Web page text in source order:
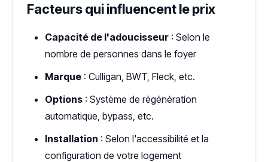
Facteurs qui influencent le prix
Capacité de l'adoucisseur : Selon le
nombre de personnes dans le foyer
Marque : Culligan, BWT, Fleck, etc.
Options : Système de régénération
automatique, bypass, etc.
Installation : Selon l'accessibilité et la
configuration de votre logement